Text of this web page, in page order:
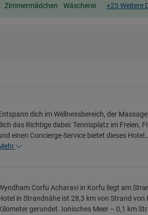
Zimmermädchen Wäscherei +23 Weitere
dich im Wellnessbereich, der
das Richtige dabei: Tennisplatz im Freien,
einen Concierge-Service bietet dieses
Corfu Acharavi in Korfu liegt am
in Strandnähe ist 28,3 km von Strand
gerundet. Ionisches Meer – 0,1 km